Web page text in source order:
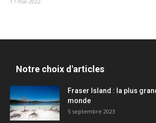
Notre choix d'articles
Fraser Island : la plus
monde
5 septembre 2023